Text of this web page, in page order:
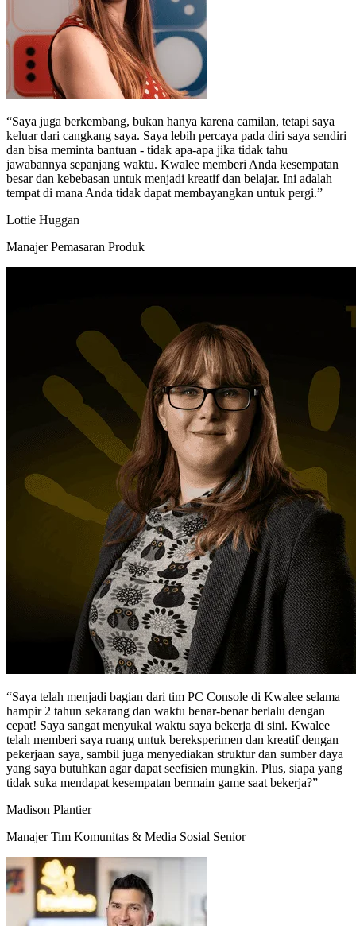
“Saya juga berkembang, bukan hanya karena camilan, tetapi saya
keluar dari cangkang saya. Saya lebih percaya pada diri saya sendiri
dan bisa meminta bantuan - tidak apa-apa jika tidak tahu
jawabannya sepanjang waktu. Kwalee memberi Anda kesempatan
besar dan kebebasan untuk menjadi kreatif dan belajar. Ini adalah
tempat di mana Anda tidak dapat membayangkan untuk pergi.”
Lottie Huggan
Manajer Pemasaran Produk
“Saya telah menjadi bagian dari tim PC Console di Kwalee selama
hampir 2 tahun sekarang dan waktu benar-benar berlalu dengan
cepat! Saya sangat menyukai waktu saya bekerja di sini. Kwalee
telah memberi saya ruang untuk bereksperimen dan kreatif dengan
pekerjaan saya, sambil juga menyediakan struktur dan sumber daya
yang saya butuhkan agar dapat seefisien mungkin. Plus, siapa yang
tidak suka mendapat kesempatan bermain game saat bekerja?”
Madison Plantier
Manajer Tim Komunitas & Media Sosial Senior